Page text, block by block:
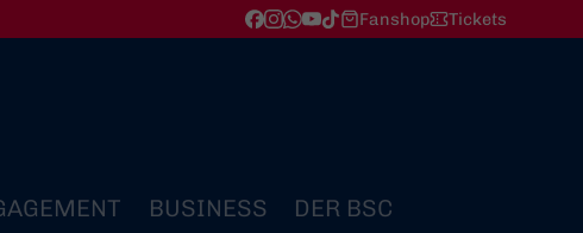
Fanshop Tickets
BUSINESS DER BSC